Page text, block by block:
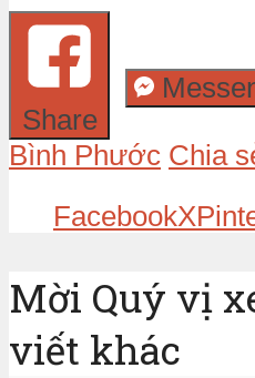
Share
Bình Phước Chia
FacebookX
Mời Quý vị
viết khác